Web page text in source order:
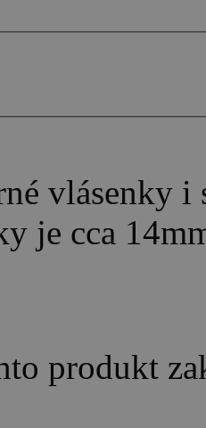
vlásenky
je cca
produkt